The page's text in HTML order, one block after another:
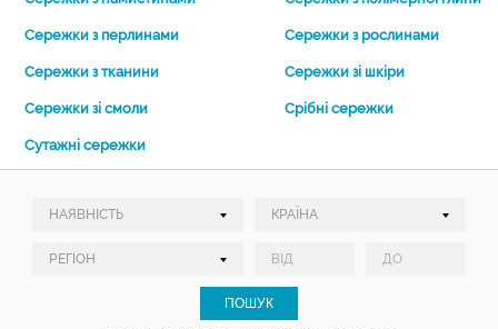
Сережки з перлинами Сережки з рослинами
Сережки з тканини
Сережки зі смоли
Сережки зі шкіри
Срібні сережки
Сутажні сережки